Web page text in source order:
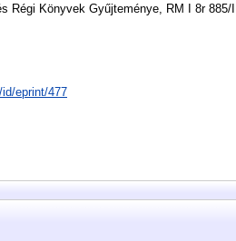
Régi Könyvek Gyűjteménye, RM I 8r 885/I
eprint/477